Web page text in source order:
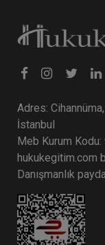
Adres:
İstanbul
Meb Kurum
hukukegitim.com
Danışmanlık